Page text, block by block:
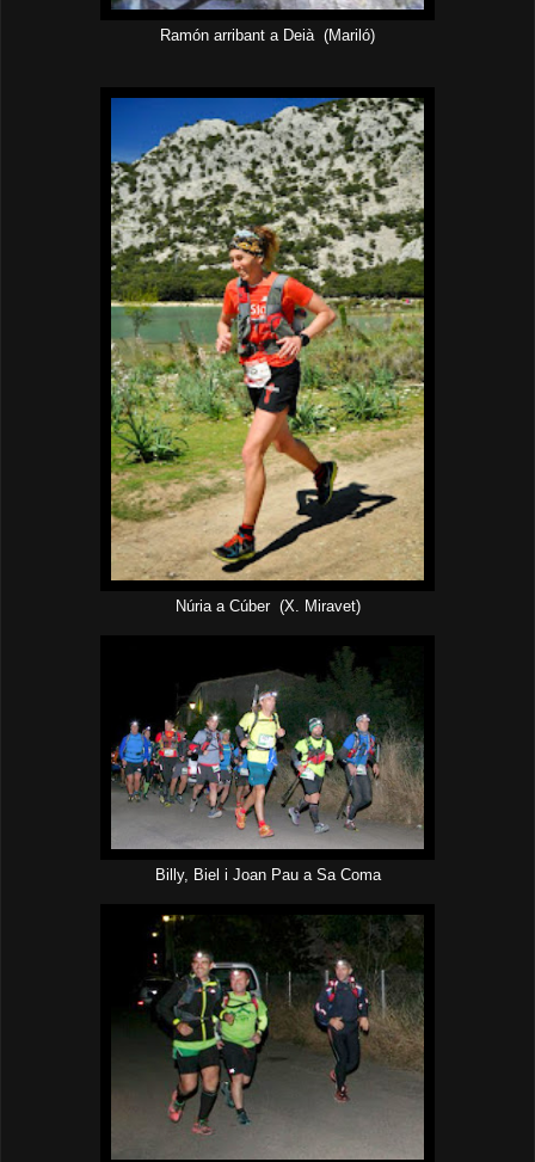
Ramón arribant a Deià (Mariló)
Núria a Cúber (X. Miravet)
Billy, Biel i Joan Pau a Sa Coma